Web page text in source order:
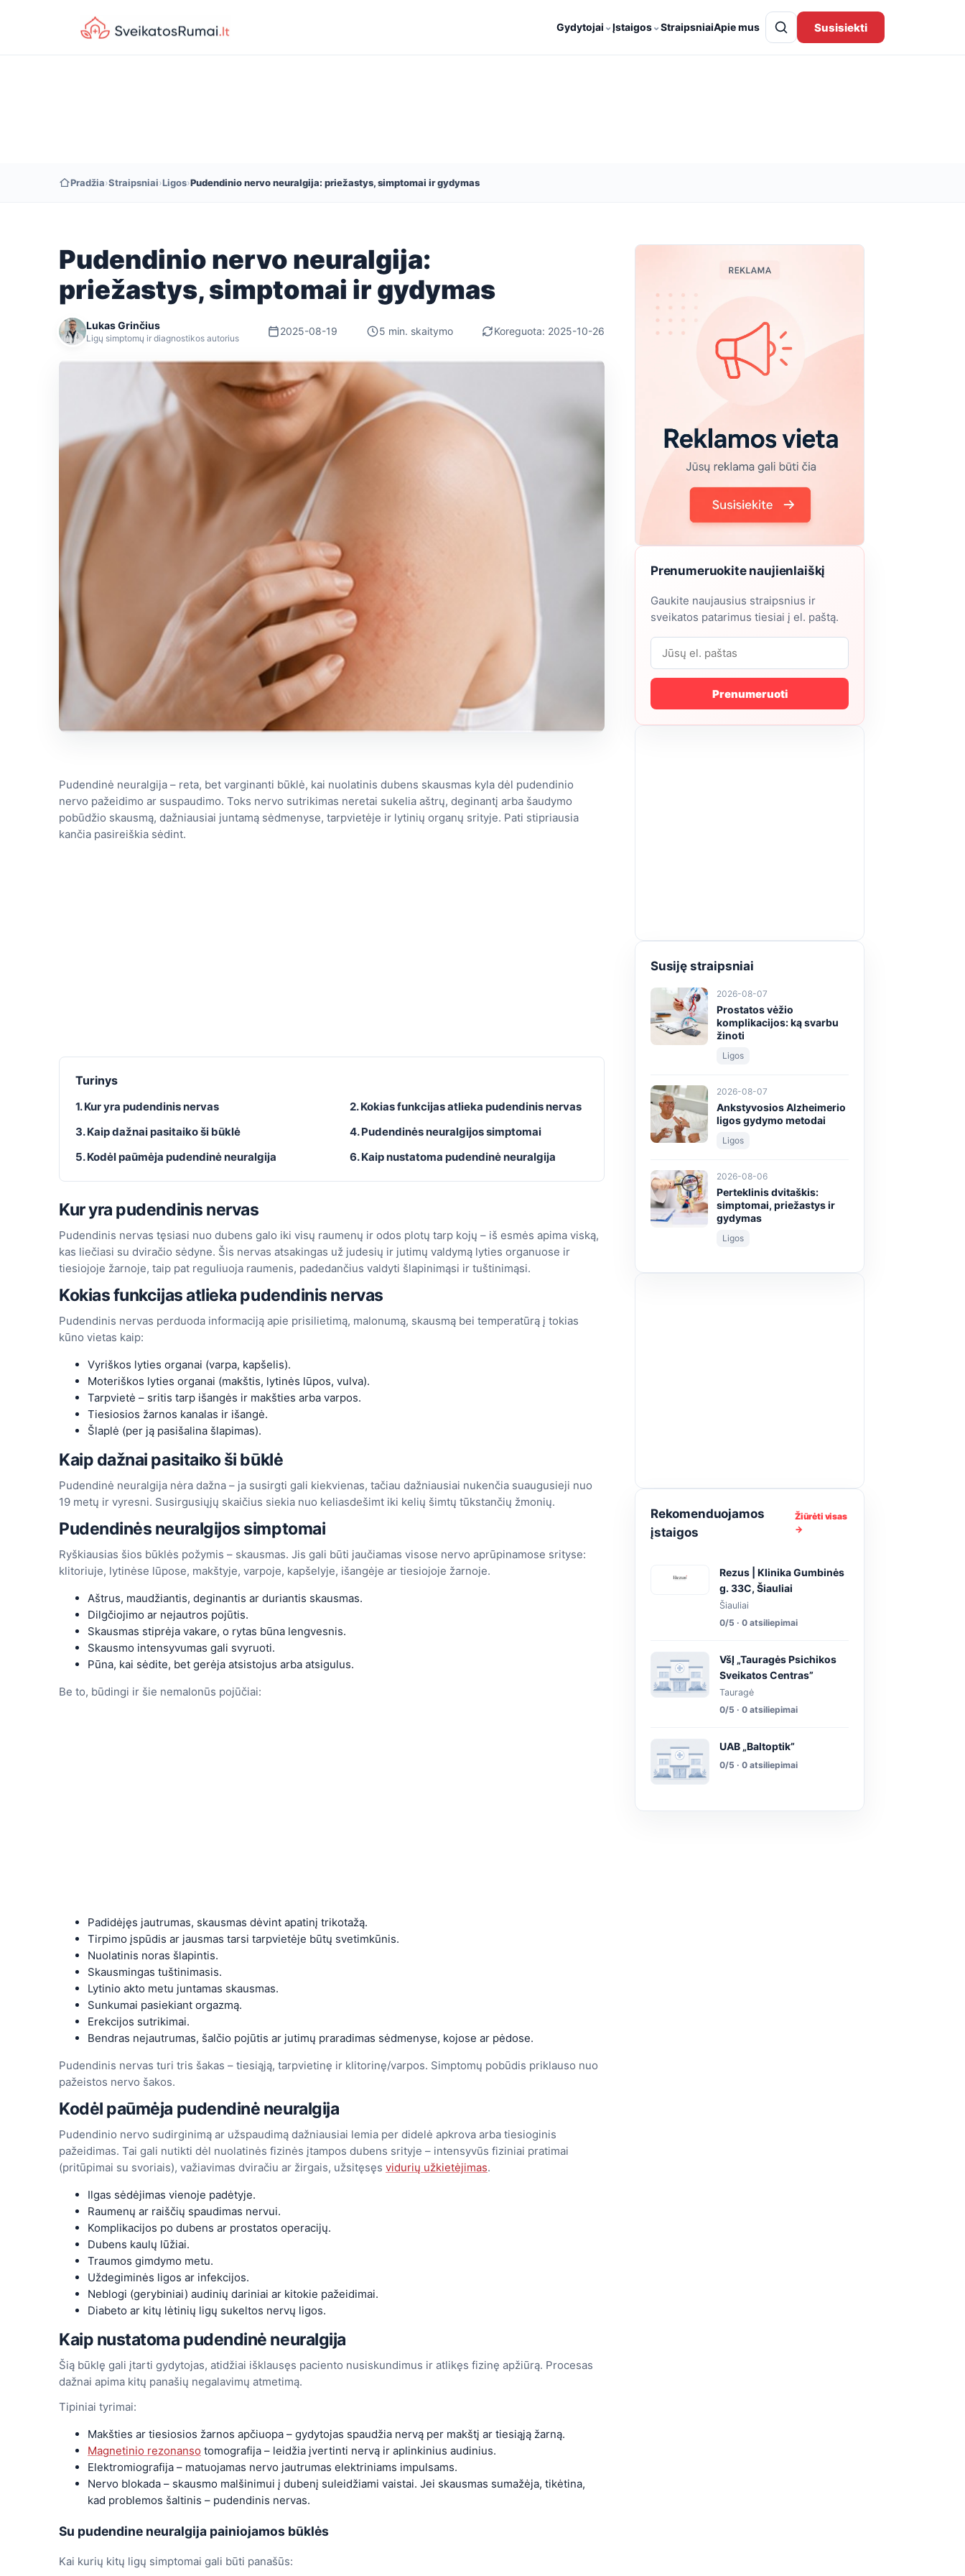
Gydytojai ⌄Įstaigos⌄StraipsniaiApie mus Susisiekti
Pradžia›Straipsniai›Ligos›Pudendinio nervo neuralgija: priežastys, simptomai ir gydymas
Pudendinio nervo neuralgija:
priežastys, simptomai ir gydymas
Lukas Grinčius
Ligų simptomų ir diagnostikos autorius
2025-08-19 5 min. skaitymo Koreguota: 2025-10-26
Pudendinė neuralgija – reta, bet varginanti būklė, kai nuolatinis dubens skausmas kyla dėl pudendinio
nervo pažeidimo ar suspaudimo. Toks nervo sutrikimas neretai sukelia aštrų, deginantį arba šaudymo
pobūdžio skausmą, dažniausiai juntamą sėdmenyse, tarpvietėje ir lytinių organų srityje. Pati stipriausia
kančia pasireiškia sėdint.
Turinys
1. Kur yra pudendinis nervas
2. Kokias funkcijas atlieka pudendinis nervas
3. Kaip dažnai pasitaiko ši būklė
4. Pudendinės neuralgijos simptomai
5. Kodėl paūmėja pudendinė neuralgija
6. Kaip nustatoma pudendinė neuralgija
Kur yra pudendinis nervas
Pudendinis nervas tęsiasi nuo dubens galo iki visų raumenų ir odos plotų tarp kojų – iš esmės apima viską,
kas liečiasi su dviračio sėdyne. Šis nervas atsakingas už judesių ir jutimų valdymą lyties organuose ir
tiesiojoje žarnoje, taip pat reguliuoja raumenis, padedančius valdyti šlapinimąsi ir tuštinimąsi.
Kokias funkcijas atlieka pudendinis nervas
Pudendinis nervas perduoda informaciją apie prisilietimą, malonumą, skausmą bei temperatūrą į tokias
kūno vietas kaip:
Vyriškos lyties organai (varpa, kapšelis).
Moteriškos lyties organai (makštis, lytinės lūpos, vulva).
Tarpvietė – sritis tarp išangės ir makšties arba varpos.
Tiesiosios žarnos kanalas ir išangė.
Šlaplė (per ją pasišalina šlapimas).
Kaip dažnai pasitaiko ši būklė
Pudendinė neuralgija nėra dažna – ja susirgti gali kiekvienas, tačiau dažniausiai nukenčia suaugusieji nuo
19 metų ir vyresni. Susirgusiųjų skaičius siekia nuo keliasdešimt iki kelių šimtų tūkstančių žmonių.
Pudendinės neuralgijos simptomai
Ryškiausias šios būklės požymis – skausmas. Jis gali būti jaučiamas visose nervo aprūpinamose srityse:
klitoriuje, lytinėse lūpose, makštyje, varpoje, kapšelyje, išangėje ar tiesiojoje žarnoje.
Aštrus, maudžiantis, deginantis ar duriantis skausmas.
Dilgčiojimo ar nejautros pojūtis.
Skausmas stiprėja vakare, o rytas būna lengvesnis.
Skausmo intensyvumas gali svyruoti.
Pūna, kai sėdite, bet gerėja atsistojus arba atsigulus.
Be to, būdingi ir šie nemalonūs pojūčiai:
Padidėjęs jautrumas, skausmas dėvint apatinį trikotažą.
Tirpimo įspūdis ar jausmas tarsi tarpvietėje būtų svetimkūnis.
Nuolatinis noras šlapintis.
Skausmingas tuštinimasis.
Lytinio akto metu juntamas skausmas.
Sunkumai pasiekiant orgazmą.
Erekcijos sutrikimai.
Bendras nejautrumas, šalčio pojūtis ar jutimų praradimas sėdmenyse, kojose ar pėdose.
Pudendinis nervas turi tris šakas – tiesiąją, tarpvietinę ir klitorinę/varpos. Simptomų pobūdis priklauso nuo
pažeistos nervo šakos.
Kodėl paūmėja pudendinė neuralgija
Pudendinio nervo sudirginimą ar užspaudimą dažniausiai lemia per didelė apkrova arba tiesioginis
pažeidimas. Tai gali nutikti dėl nuolatinės fizinės įtampos dubens srityje – intensyvūs fiziniai pratimai
(pritūpimai su svoriais), važiavimas dviračiu ar žirgais, užsitęsęs vidurių užkietėjimas.
Ilgas sėdėjimas vienoje padėtyje.
Raumenų ar raiščių spaudimas nervui.
Komplikacijos po dubens ar prostatos operacijų.
Dubens kaulų lūžiai.
Traumos gimdymo metu.
Uždegiminės ligos ar infekcijos.
Neblogi (gerybiniai) audinių dariniai ar kitokie pažeidimai.
Diabeto ar kitų lėtinių ligų sukeltos nervų ligos.
Kaip nustatoma pudendinė neuralgija
Šią būklę gali įtarti gydytojas, atidžiai išklausęs paciento nusiskundimus ir atlikęs fizinę apžiūrą. Procesas
dažnai apima kitų panašių negalavimų atmetimą.
Tipiniai tyrimai:
Makšties ar tiesiosios žarnos apčiuopa – gydytojas spaudžia nervą per makštį ar tiesiąją žarną.
Magnetinio rezonanso tomografija – leidžia įvertinti nervą ir aplinkinius audinius.
Elektromiografija – matuojamas nervo jautrumas elektriniams impulsams.
Nervo blokada – skausmo malšinimui į dubenį suleidžiami vaistai. Jei skausmas sumažėja, tikėtina,
kad problemos šaltinis – pudendinis nervas.
Su pudendine neuralgija painiojamos būklės
Kai kurių kitų ligų simptomai gali būti panašūs:
Prenumeruokite naujienlaiškį
Gaukite naujausius straipsnius ir
sveikatos patarimus tiesiai į el. paštą.
Prenumeruoti
Susiję straipsniai
2026-08-07
Prostatos vėžio
komplikacijos: ką svarbu
žinoti
Ligos
2026-08-07
Ankstyvosios Alzheimerio
ligos gydymo metodai
Ligos
2026-08-06
Perteklinis dvitaškis:
simptomai, priežastys ir
gydymas
Ligos
Rekomenduojamos
įstaigos
Žiūrėti visas
→
Rezus | Klinika Gumbinės
g. 33C, Šiauliai
Šiauliai
0/5 · 0 atsiliepimai
VšĮ „Tauragės Psichikos
Sveikatos Centras”
Tauragė
0/5 · 0 atsiliepimai
UAB „Baltoptik”
0/5 · 0 atsiliepimai